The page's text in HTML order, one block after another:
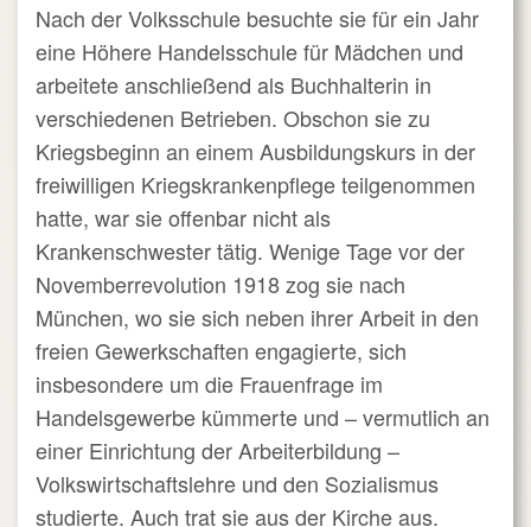
Nach der Volksschule besuchte sie für ein Jahr
eine Höhere Handelsschule für Mädchen und
arbeitete anschließend als Buchhalterin in
verschiedenen Betrieben. Obschon sie zu
Kriegsbeginn an einem Ausbildungskurs in der
freiwilligen Kriegskrankenpflege teilgenommen
hatte, war sie offenbar nicht als
Krankenschwester tätig. Wenige Tage vor der
Novemberrevolution 1918 zog sie nach
München, wo sie sich neben ihrer Arbeit in den
freien Gewerkschaften engagierte, sich
insbesondere um die Frauenfrage im
Handelsgewerbe kümmerte und – vermutlich an
einer Einrichtung der Arbeiterbildung –
Volkswirtschaftslehre und den Sozialismus
studierte. Auch trat sie aus der Kirche aus.